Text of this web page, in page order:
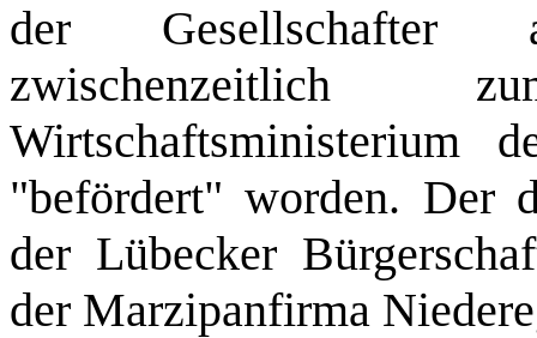
der Gesellschafter
zwischenzeitlich
Wirtschaftsministerium
"befördert" worden. Der
der Lübecker
der Marzipanfirma